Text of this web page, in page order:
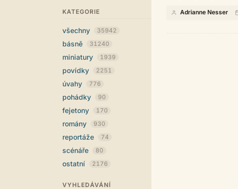
KATEGORIE
všechny 35942
básně 31240
miniatury 1939
povídky 2251
úvahy 776
pohádky 90
fejetony 170
romány 930
reportáže 74
scénáře 80
ostatní 2176
VYHLEDÁVÁNÍ
Adrianne Nesser